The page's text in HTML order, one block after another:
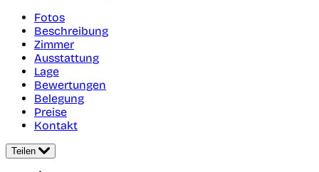
Fotos
Beschreibung
Zimmer
Ausstattung
Lage
Bewertungen
Belegung
Preise
Kontakt
Teilen